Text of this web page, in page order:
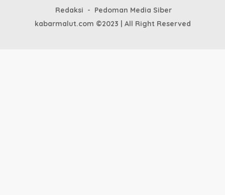
Redaksi
Pedoman Media Siber
kabarmalut.com ©2023 | All Right Reserved